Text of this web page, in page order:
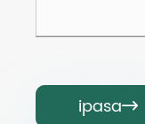
ipasa